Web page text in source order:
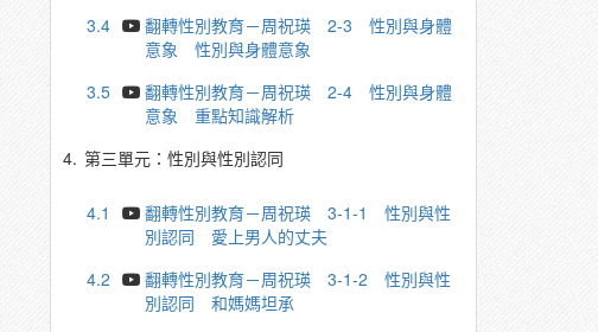
3.4
翻轉性別教育－周祝瑛 2-3 性別與身體
意象 性別與身體意象
3.5
翻轉性別教育－周祝瑛 2-4 性別與身體
意象 重點知識解析
4. 第三單元：性別與性別認同
4.1
翻轉性別教育－周祝瑛 3-1-1 性別與性
別認同 愛上男人的丈夫
4.2
翻轉性別教育－周祝瑛 3-1-2 性別與性
別認同 和媽媽坦承